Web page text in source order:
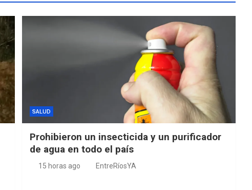
SALUD
Prohibieron un insecticida y un purificador
de agua en todo el país
15 horas ago EntreRíosYA